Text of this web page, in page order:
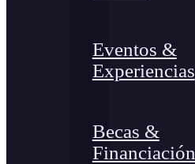
Eventos &
Experiencias
Becas &
Financiación